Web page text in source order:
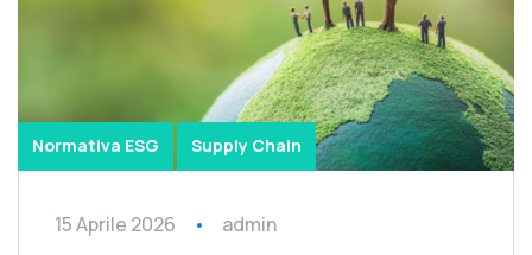
Normativa ESG Supply Chain
15 Aprile 2026 admin